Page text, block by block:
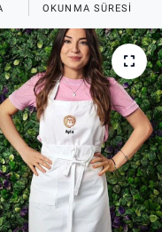
OKUNMA SÜRESI